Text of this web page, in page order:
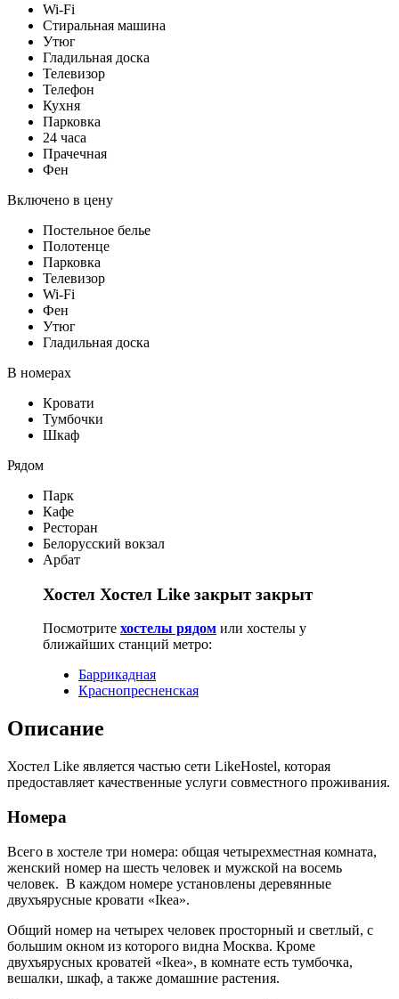
Wi-Fi
Стиральная машина
Утюг
Гладильная доска
Телевизор
Телефон
Кухня
Парковка
24 часа
Прачечная
Фен
Включено в цену
Постельное белье
Полотенце
Парковка
Телевизор
Wi-Fi
Фен
Утюг
Гладильная доска
В номерах
Кровати
Тумбочки
Шкаф
Рядом
Парк
Кафе
Ресторан
Белорусский вокзал
Арбат
Хостел Хостел Like закрыт закрыт
Посмотрите хостелы рядом или хостелы у
ближайших станций метро:
Баррикадная
Краснопресненская
Описание
Хостел Like является частью сети LikeHostel, которая
предоставляет качественные услуги совместного проживания.
Номера
Всего в хостеле три номера: общая четырехместная комната,
женский номер на шесть человек и мужской на восемь
человек. В каждом номере установлены деревянные
двухъярусные кровати «Ikea».
Общий номер на четырех человек просторный и светлый, с
большим окном из которого видна Москва. Кроме
двухъярусных кроватей «Ikea», в комнате есть тумбочка,
вешалки, шкаф, а также домашние растения.